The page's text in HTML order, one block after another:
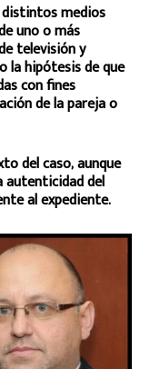
distintos medios
uno o más
televisión y
la hipótesis de que
con fines
de la pareja o
del caso, aunque
autenticidad del
al expediente.